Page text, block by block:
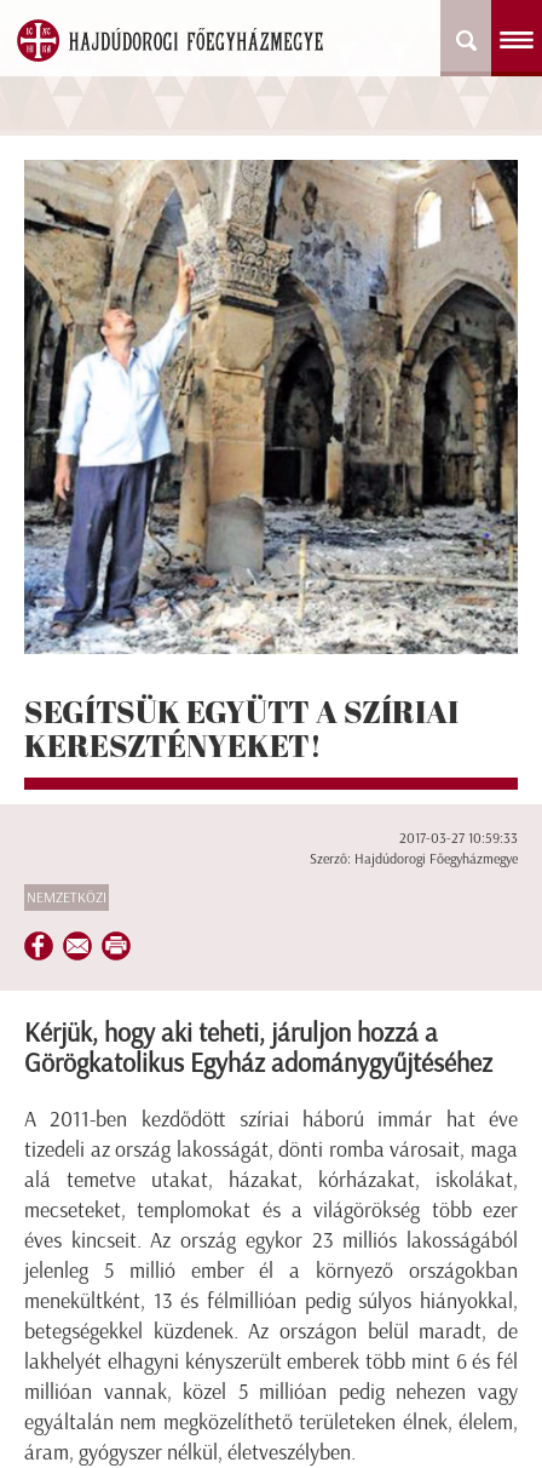
SEGÍTSÜK EGYÜTT A SZÍRIAI
KERESZTÉNYEKET!
2017-03-27 10:59:33
Szerző: Hajdúdorogi Főegyházmegye
NEMZETKÖZI
Kérjük, hogy aki teheti, járuljon hozzá a
Görögkatolikus Egyház adománygyűjtéséhez
A 2011-ben kezdődött szíriai háború immár hat éve
tizedeli az ország lakosságát, dönti romba városait, maga
alá temetve utakat, házakat, kórházakat, iskolákat,
mecseteket, templomokat és a világörökség több ezer
éves kincseit. Az ország egykor 23 milliós lakosságából
jelenleg 5 millió ember él a környező országokban
menekültként, 13 és félmillióan pedig súlyos hiányokkal,
betegségekkel küzdenek. Az országon belül maradt, de
lakhelyét elhagyni kényszerült emberek több mint 6 és fél
millióan vannak, közel 5 millióan pedig nehezen vagy
egyáltalán nem megközelíthető területeken élnek, élelem,
áram, gyógyszer nélkül, életveszélyben.